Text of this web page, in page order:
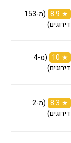
★ 8.9
(מ-153
דירוגים)
★ 10
(מ-4
דירוגים)
★ 8.3
(מ-2
דירוגים)